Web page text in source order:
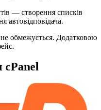
— створення списків
автовідповідача.
обмежується. Додатковою
cPanel